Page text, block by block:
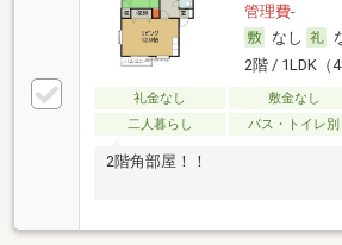
管理費-
なし
2階 / 1LDK（
礼金なし 敷金なし
二人暮らし
バス・トイレ別
2階角部屋！！